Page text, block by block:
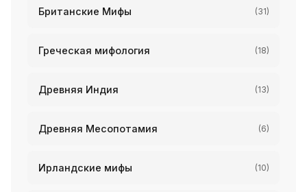
Британские Мифы (31)
Греческая мифология (18)
Древняя Индия (13)
Древняя Месопотамия (6)
Ирландские мифы (10)